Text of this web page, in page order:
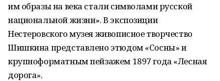
им образы на века стали символами русской
национальной жизни». В экспозиции
Нестеровского музея живописное творчество
Шишкина представлено этюдом «Сосны» и
крупноформатным пейзажем 1897 года «Лесная
дорога».